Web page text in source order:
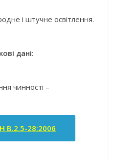
і штучне освітлення.
дані:
чинності –
В.2.5-28:2006